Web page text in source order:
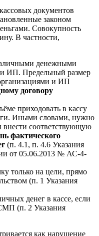
документов
законом
Совокупность
В частности,
денежными
и ИП. Предельный размер
и ИП
договору
приходовать в кассу
Иными словами, нужно
соответствующую
фактического
(п. 4.1, п. 4.6 Указания
от 05.06.2013 № АС-4-
только на цели, прямо
(п. 1 Указания
денег в кассе, если
(п. 2 Указания
как нарушение